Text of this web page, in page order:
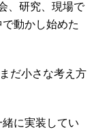
、研究、現場で
動かし始めた
まだ小さな考え方
に実装してい